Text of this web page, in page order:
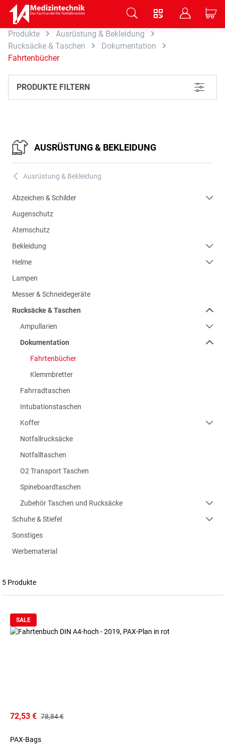
Zum Hauptinhalt springen
V B C
Produkte
Ausrüstung & Bekleidung
Rucksäcke & Taschen
Dokumentation
Fahrtenbücher
PRODUKTE FILTERN L
AUSRÜSTUNG & BEKLEIDUNG
A Ausrüstung & Bekleidung
Abzeichen & Schilder
Augenschutz
Atemschutz
Bekleidung
Helme
Lampen
Messer & Schneidegeräte
Rucksäcke & Taschen
Ampullarien
Dokumentation
Fahrtenbücher
Klemmbretter
Fahrradtaschen
Intubationstaschen
Koffer
Notfallrucksäcke
Notfalltaschen
O2 Transport Taschen
Spineboardtaschen
Zubehör Taschen und Rucksäcke
Schuhe & Stiefel
Sonstiges
Werbematerial
5 Produkte
SALE
72,53 € 78,84 €
PAX-Bags